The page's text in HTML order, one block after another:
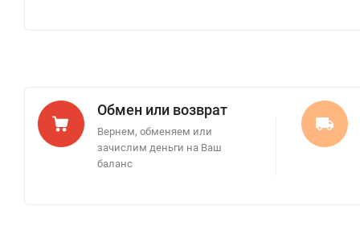
Обмен или возврат
Вернем, обменяем или
зачислим деньги на Ваш
баланс